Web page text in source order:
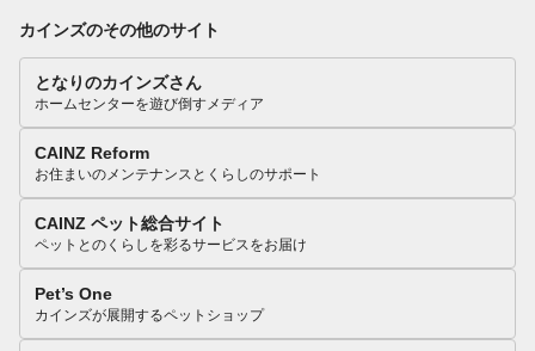
カインズのその他のサイト
となりのカインズさん
ホームセンターを遊び倒すメディア
CAINZ Reform
お住まいのメンテナンスとくらしのサポート
CAINZ ペット総合サイト
ペットとのくらしを彩るサービスをお届け
Pet’s One
カインズが展開するペットショップ